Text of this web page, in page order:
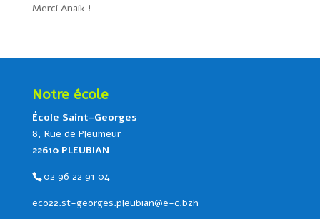
Merci Anaik !
Notre école
École Saint-Georges
8, Rue de Pleumeur
22610 PLEUBIAN
02 96 22 91 04
eco22.st-georges.pleubian@e-c.bzh